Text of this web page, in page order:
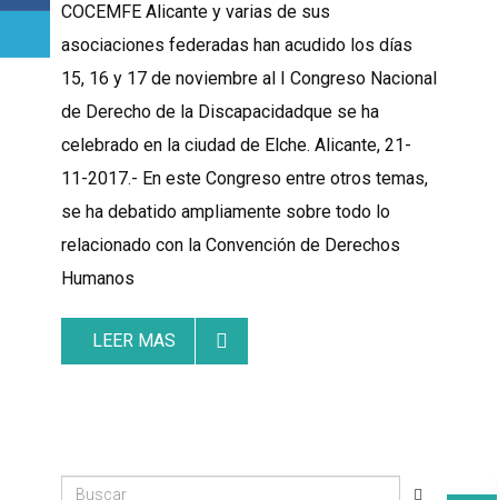
COCEMFE Alicante y varias de sus
asociaciones federadas han acudido los días
15, 16 y 17 de noviembre al I Congreso Nacional
de Derecho de la Discapacidadque se ha
celebrado en la ciudad de Elche. Alicante, 21-
11-2017.- En este Congreso entre otros temas,
se ha debatido ampliamente sobre todo lo
relacionado con la Convención de Derechos
Humanos
LEER MAS